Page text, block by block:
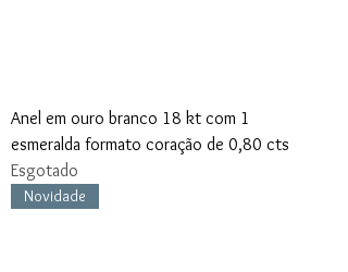
Anel em ouro branco 18 kt com 1
esmeralda formato coração de 0,80 cts
Esgotado
Novidade